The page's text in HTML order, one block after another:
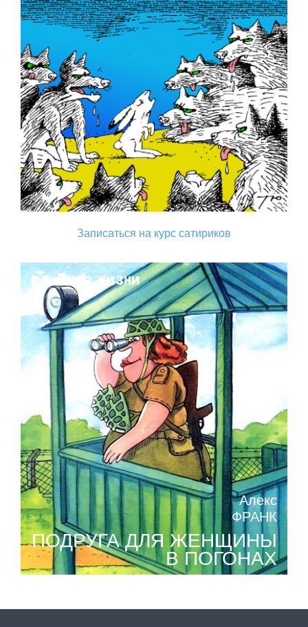
Записаться на курс сатириков
Поза жизни
Алекс
ФРАНК
ПОДРУГА ДЛЯ ЖЕНЩИНЫ
В ПОГОНАХ